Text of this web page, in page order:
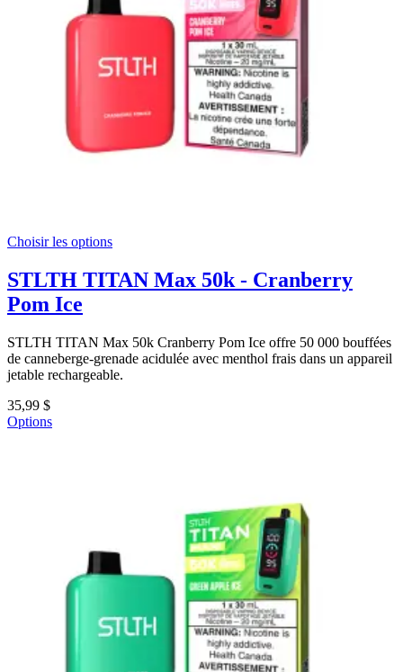
Choisir les options
STLTH TITAN Max 50k - Cranberry
Pom Ice
STLTH TITAN Max 50k Cranberry Pom Ice offre 50 000 bouffées
de canneberge-grenade acidulée avec menthol frais dans un appareil
jetable rechargeable.
35,99 $
Options